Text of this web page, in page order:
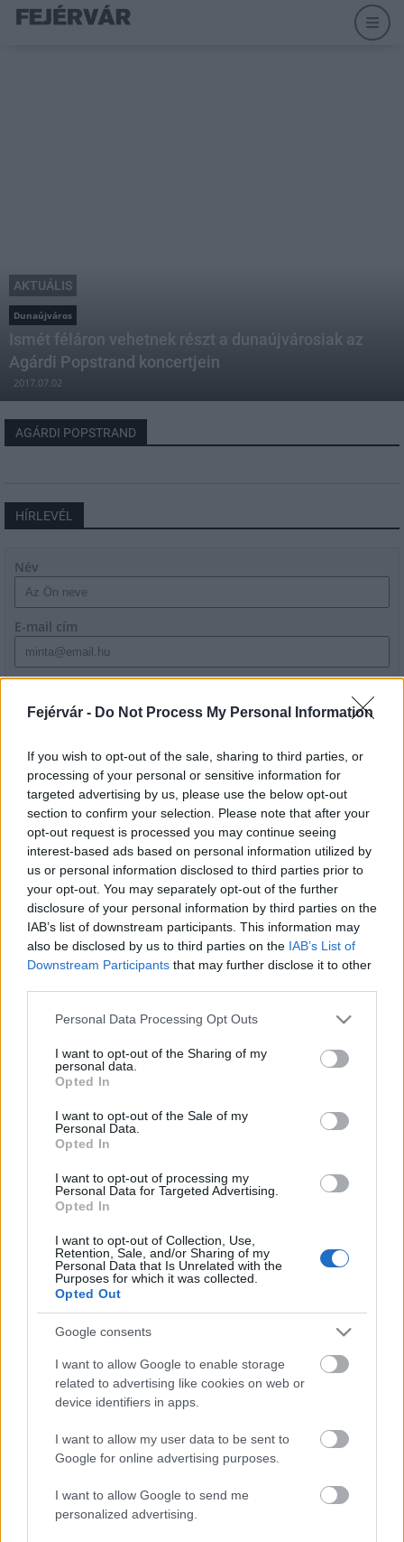
Fejérvár - Do Not Process My Personal Information
If you wish to opt-out of the sale, sharing to third parties, or
processing of your personal or sensitive information for
targeted advertising by us, please use the below opt-out
section to confirm your selection. Please note that after your
opt-out request is processed you may continue seeing
interest-based ads based on personal information utilized by
us or personal information disclosed to third parties prior to
your opt-out. You may separately opt-out of the further
disclosure of your personal information by third parties on the
IAB’s list of downstream participants. This information may
also be disclosed by us to third parties on the IAB’s List of
Downstream Participants that may further disclose it to other
Please note that this website/app uses one or more Google
not limited to your visit or usage behaviour. You may click to
grant or deny consent to Google and its third-party tags to
use your data for below specified purposes in below Google
consent section.
Personal Data Processing Opt Outs
I want to opt-out of the Sharing of my
personal data.
Opted In
I want to opt-out of the Sale of my
Personal Data.
Opted In
I want to opt-out of processing my
Personal Data for Targeted Advertising.
Opted In
I want to opt-out of Collection, Use,
Retention, Sale, and/or Sharing of my
Personal Data that Is Unrelated with the
Purposes for which it was collected.
Opted Out
Google consents
I want to allow Google to enable storage
related to advertising like cookies on web or
device identifiers in apps.
I want to allow my user data to be sent to
Google for online advertising purposes.
I want to allow Google to send me
personalized advertising.
AKTUÁLIS
Dunaújváros
Ismét féláron vehetnek részt a dunaújvárosiak az
Agárdi Popstrand koncertjein
2017.07.02
AGÁRDI POPSTRAND
HÍRLEVÉL
Név
E-mail cím
szabályzatot!
LEGFRISSEBB
Gyárleállításokkal és átszervezett
termeléssel tehermentesíti a
villamosenergia-rendszert a STRABAG
Országos hírek
Szakirányú továbbképzésekkel segíti
a Gál Ferenc Egyetem
szúnyoginvázió elkerülésében
HIRDETÉS
Szakirányú továbbképzésekkel segíti
idén is a társadalmi kihívások
leküzdését a Gál Ferenc Egyetem